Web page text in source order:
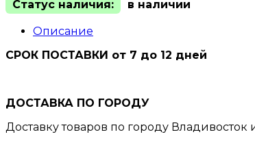
Статус наличия: в наличии
Описание
СРОК ПОСТАВКИ от 7 до 12 дней
ДОСТАВКА ПО ГОРОДУ
Доставку товаров по городу